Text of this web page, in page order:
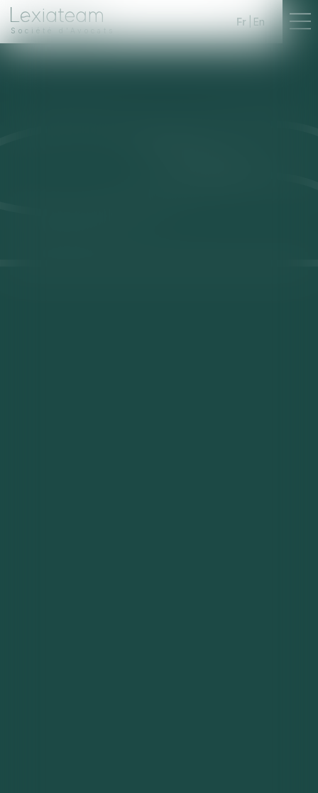
Société d'Avocats
Fr En